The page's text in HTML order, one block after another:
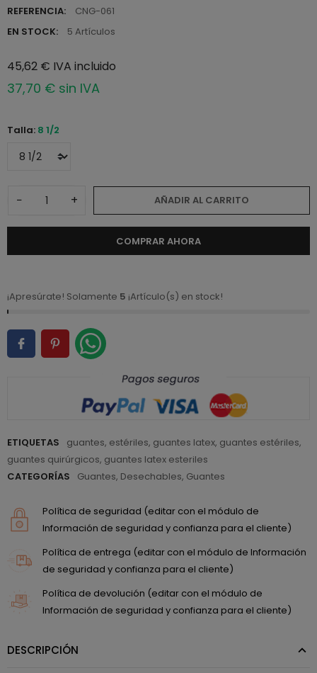
REFERENCIA:
CNG-061
EN STOCK:
5 Artículos
45,62 € IVA incluido
37,70 € sin IVA
Talla: 8 1/2
− + AÑADIR AL CARRITO
COMPRAR AHORA
¡Apresúrate! Solamente 5 ¡Artículo(s) en stock!
ETIQUETAS guantes, estériles, guantes latex, guantes estériles,
guantes quirúrgicos, guantes latex esteriles
CATEGORÍAS
Guantes, Desechables, Guantes
Política de seguridad (editar con el módulo de
Información de seguridad y confianza para el cliente)
Política de entrega (editar con el módulo de Información
de seguridad y confianza para el cliente)
Política de devolución (editar con el módulo de
Información de seguridad y confianza para el cliente)
DESCRIPCIÓN